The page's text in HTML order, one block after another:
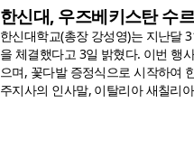
한신대, 우즈베키스탄 수
한신대학교(총장 강성영)는 지난달
을 체결했다고 3일 밝혔다. 이번 행
으며, 꽃다발 증정식으로 시작하여
주지사의 인사말, 이탈리아 새칠리